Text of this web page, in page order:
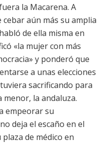
la Macarena. A
cebar aún más su amplia
de ella misma en
«la mujer con más
y ponderó que
a unas elecciones
sacrificando para
menor, la andaluza.
empeorar su
deja el escaño en el
de médico en